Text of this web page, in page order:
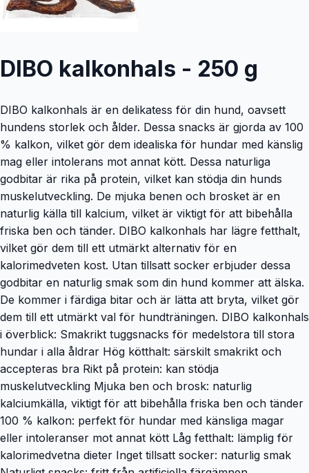
DIBO kalkonhals - 250 g
DIBO kalkonhals är en delikatess för din hund, oavsett
hundens storlek och ålder. Dessa snacks är gjorda av 100
% kalkon, vilket gör dem idealiska för hundar med känslig
mag eller intolerans mot annat kött. Dessa naturliga
godbitar är rika på protein, vilket kan stödja din hunds
muskelutveckling. De mjuka benen och brosket är en
naturlig källa till kalcium, vilket är viktigt för att bibehålla
friska ben och tänder. DIBO kalkonhals har lägre fetthalt,
vilket gör dem till ett utmärkt alternativ för en
kalorimedveten kost. Utan tillsatt socker erbjuder dessa
godbitar en naturlig smak som din hund kommer att älska.
De kommer i färdiga bitar och är lätta att bryta, vilket gör
dem till ett utmärkt val för hundträningen. DIBO kalkonhals
i överblick: Smakrikt tuggsnacks för medelstora till stora
hundar i alla åldrar Hög kötthalt: särskilt smakrikt och
accepteras bra Rikt på protein: kan stödja
muskelutveckling Mjuka ben och brosk: naturlig
kalciumkälla, viktigt för att bibehålla friska ben och tänder
100 % kalkon: perfekt för hundar med känsliga magar
eller intoleranser mot annat kött Låg fetthalt: lämplig för
kalorimedvetna dieter Inget tillsatt socker: naturlig smak